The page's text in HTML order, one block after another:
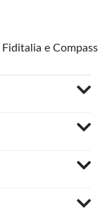
e Compass